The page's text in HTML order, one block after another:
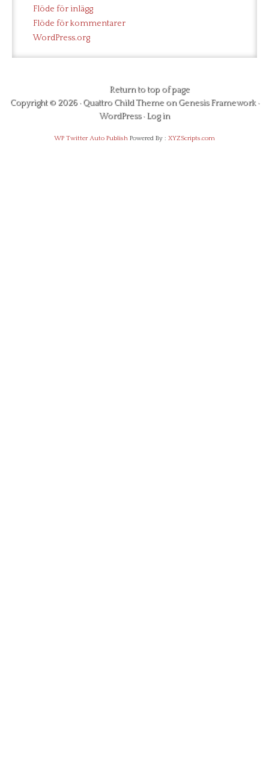
Flöde för inlägg
Flöde för kommentarer
WordPress.org
Return to top of page
Copyright © 2026 ·Quattro Child ThemeonGenesis Framework·
WordPress·Log in
WP Twitter Auto Publish Powered By : XYZScripts.com